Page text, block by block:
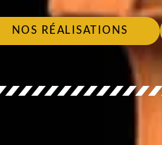
NOS RÉALISATIONS